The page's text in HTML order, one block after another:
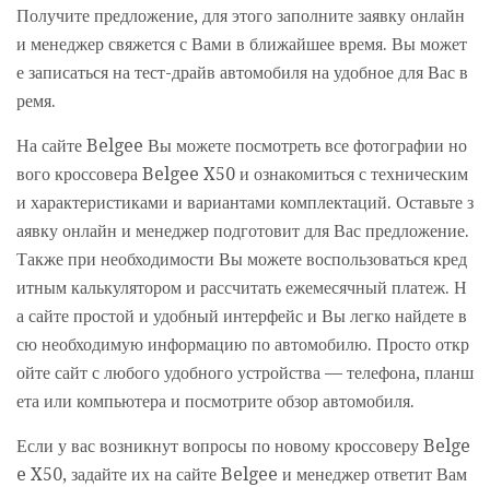
Получите предложение, для этого заполните заявку онлайн
и менеджер свяжется с Вами в ближайшее время. Вы может
е записаться на тест-драйв автомобиля на удобное для Вас в
ремя.
На сайте Belgee Вы можете посмотреть все фотографии но
вого кроссовера Belgee X50 и ознакомиться с техническим
и характеристиками и вариантами комплектаций. Оставьте з
аявку онлайн и менеджер подготовит для Вас предложение.
Также при необходимости Вы можете воспользоваться кред
итным калькулятором и рассчитать ежемесячный платеж. Н
а сайте простой и удобный интерфейс и Вы легко найдете в
сю необходимую информацию по автомобилю. Просто откр
ойте сайт с любого удобного устройства — телефона, планш
ета или компьютера и посмотрите обзор автомобиля.
Если у вас возникнут вопросы по новому кроссоверу Belge
e X50, задайте их на сайте Belgee и менеджер ответит Вам